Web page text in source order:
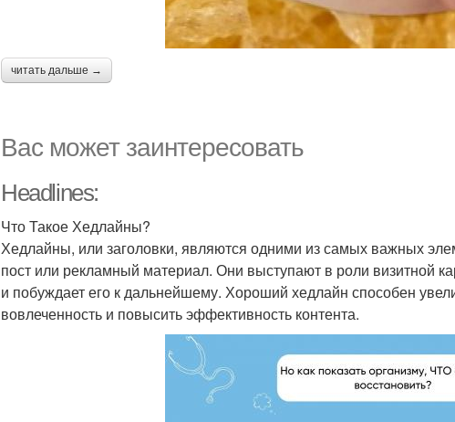
читать дальше →
Вас может заинтересовать
Headlines:
Что Такое Хедлайны?
Хедлайны, или заголовки, являются одними из самых важных
пост или рекламный материал. Они выступают в роли визитной
и побуждает его к дальнейшему. Хороший хедлайн способен
вовлеченность и повысить эффективность контента.